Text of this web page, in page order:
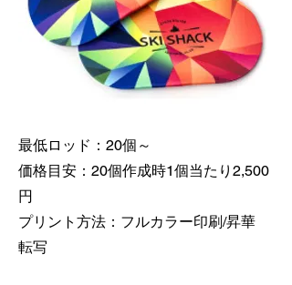
最低ロッド：20個～
価格目安：20個作成時1個当たり2,500
円
​プリント方法：フルカラー印刷/昇華
転写